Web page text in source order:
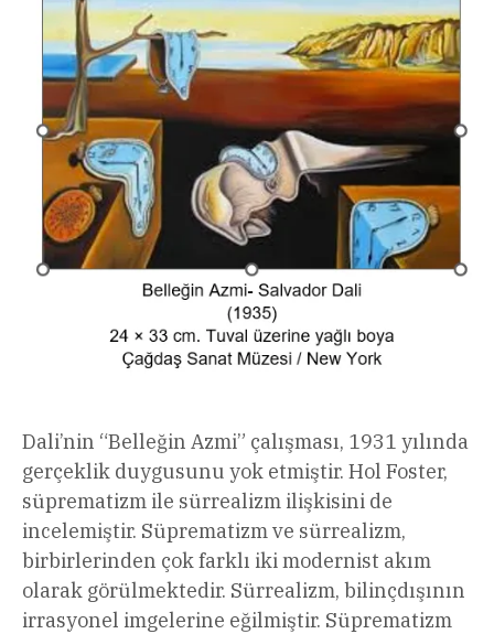
Dali’nin “Belleğin Azmi” çalışması, 1931 yılında
gerçeklik duygusunu yok etmiştir. Hol Foster,
süprematizm ile sürrealizm ilişkisini de
incelemiştir. Süprematizm ve sürrealizm,
birbirlerinden çok farklı iki modernist akım
olarak görülmektedir. Sürrealizm, bilinçdışının
irrasyonel imgelerine eğilmiştir. Süprematizm